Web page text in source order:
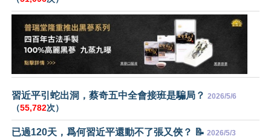
習近平引蛇出洞，蔡奇五中全會接班是騙局？ 2026/5/6
（55,782次）
已過120天，爲何習近平還動不了張又俠？ 📝 2026/5/3